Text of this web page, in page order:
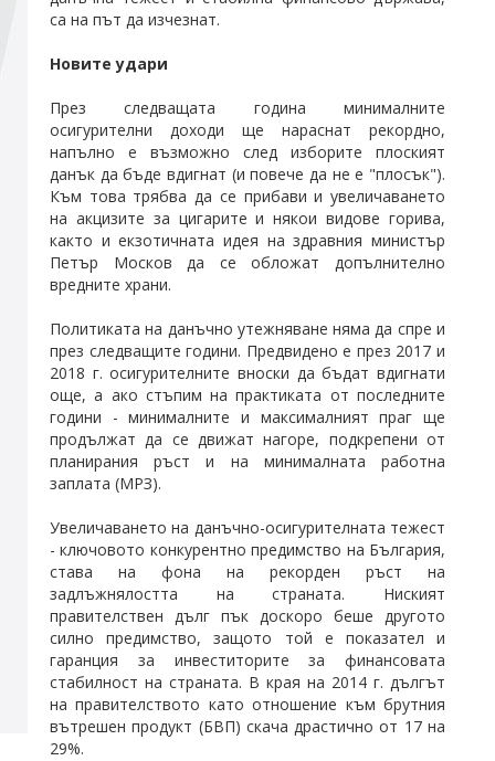
са на път да изчезнат.
Новите удари
През следващата година минималните
осигурителни доходи ще нараснат рекордно,
напълно е възможно след изборите плоският
данък да бъде вдигнат (и повече да не е "плосък").
Към това трябва да се прибави и увеличаването
на акцизите за цигарите и някои видове горива,
както и екзотичната идея на здравния министър
Петър Москов да се обложат допълнително
вредните храни.
Политиката на данъчно утежняване няма да спре и
през следващите години. Предвидено е през 2017 и
2018 г. осигурителните вноски да бъдат вдигнати
още, а ако стъпим на практиката от последните
години - минималните и максималният праг ще
продължат да се движат нагоре, подкрепени от
планирания ръст и на минималната работна
заплата (МРЗ).
Увеличаването на данъчно-осигурителната тежест
- ключовото конкурентно предимство на България,
става на фона на рекорден ръст на
задлъжнялостта на страната. Ниският
правителствен дълг пък доскоро беше другото
силно предимство, защото той е показател и
гаранция за инвеститорите за финансовата
стабилност на страната. В края на 2014 г. дългът
на правителството като отношение към брутния
вътрешен продукт (БВП) скача драстично от 17 на
29%.